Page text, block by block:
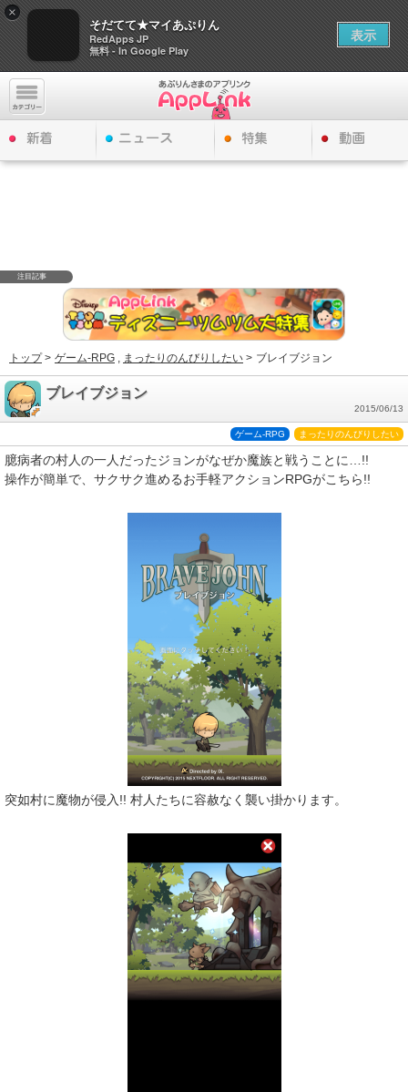
×
そだてて★マイあぷりん
RedApps JP
無料 - In Google Play
表示
注目記事
トップ> ゲーム-RPG , まったりのんびりしたい > ブレイブジョン
ブレイブジョン
2015/06/13
まったりのんびりしたい
ゲーム-RPG
臆病者の村人の一人だったジョンがなぜか魔族と戦うことに…!!
操作が簡単で、サクサク進めるお手軽アクションRPGがこちら!!
突如村に魔物が侵入!! 村人たちに容赦なく襲い掛かります。